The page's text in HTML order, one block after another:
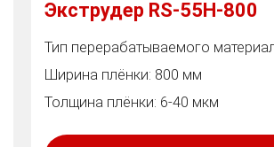
Экструдер RS-55H-800
Тип перерабатываемого
Ширина плёнки: 800 мм
Толщина плёнки: 6-40 мкм